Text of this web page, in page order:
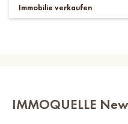
Immobilie verkaufen
IMMOQUELLE